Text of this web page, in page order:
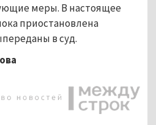
меры. В настоящее
приостановлена
всуд.